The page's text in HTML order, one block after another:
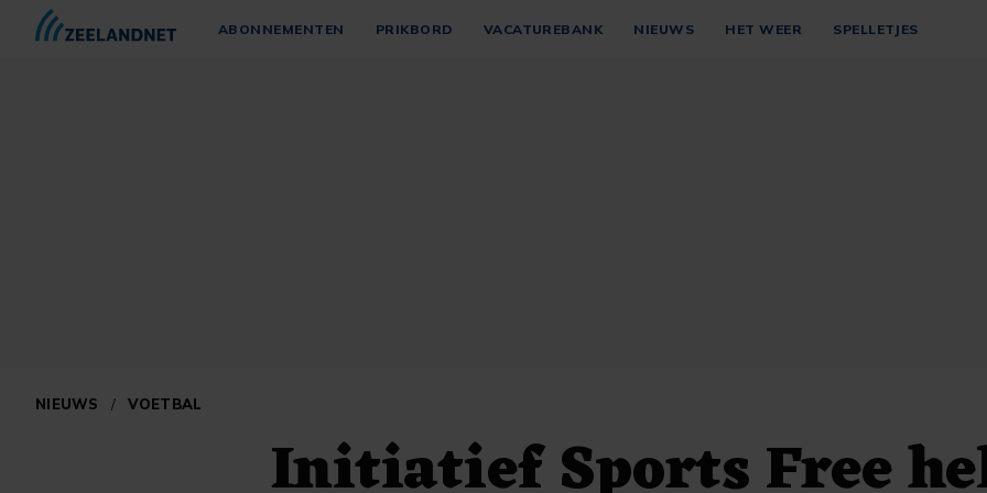
ABONNEMENTEN PRIKBORD VACATUREBANK NIEUWS HET WEER SPELLETJES
NIEUWS / VOETBAL